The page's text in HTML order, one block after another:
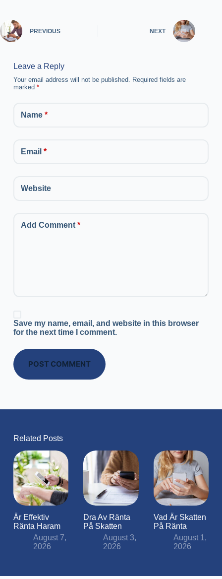
PREVIOUS NEXT
Leave a Reply
Your email address will not be published.
Required fields are
marked *
Name*
Email *
Website
Add Comment*
Save my name, email, and website in this browser
for the next time I comment.
POST COMMENT
Related Posts
Är Effektiv
Ränta Haram
August 7,
2026
Dra Av Ränta
På Skatten
August 3,
2026
Vad Är Skatten
På Ränta
August 1,
2026